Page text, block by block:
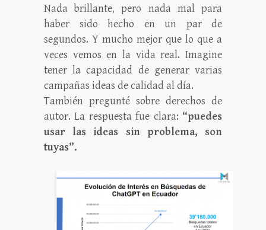
Nada brillante, pero nada mal para
haber sido hecho en un par de
segundos. Y mucho mejor que lo que a
veces vemos en la vida real. Imagine
tener la capacidad de generar varias
campañas ideas de calidad al día.
También pregunté sobre derechos de
autor. La respuesta fue clara: “puedes
usar las ideas sin problema, son
tuyas”.